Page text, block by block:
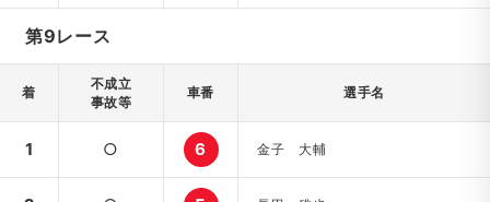
第9レース
着
不成立
事故等
車番 選手名
1 ○ 6 金子 大輔